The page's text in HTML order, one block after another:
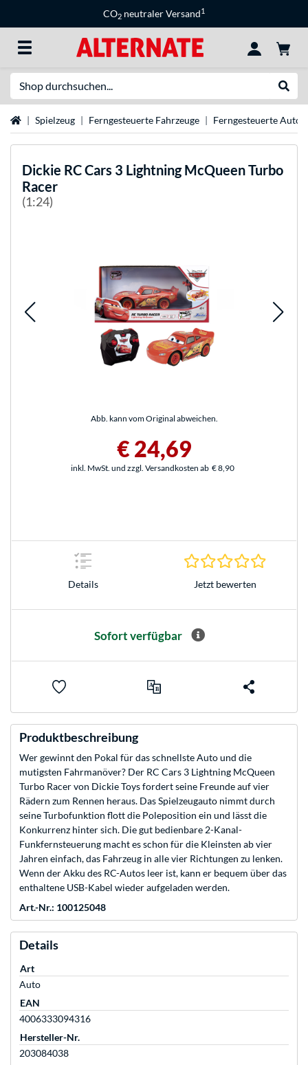
CO2 neutraler Versand1
StartseiteSpielzeug Ferngesteuerte Fahrzeuge Ferngesteuerte Autos
Dickie RC Cars 3 Lightning McQueen Turbo
Racer
(1:24)
Abb. kann vom Original abweichen.
€ 24,69
inkl. MwSt. und zzgl. Versandkosten ab € 8,90
Details Jetzt bewerten
Sofort verfügbar
Produktbeschreibung
Wer gewinnt den Pokal für das schnellste Auto und die
mutigsten Fahrmanöver? Der RC Cars 3 Lightning McQueen
Turbo Racer von Dickie Toys fordert seine Freunde auf vier
Rädern zum Rennen heraus. Das Spielzeugauto nimmt durch
seine Turbofunktion flott die Poleposition ein und lässt die
Konkurrenz hinter sich. Die gut bedienbare 2-Kanal-
Funkfernsteuerung macht es schon für die Kleinsten ab vier
Jahren einfach, das Fahrzeug in alle vier Richtungen zu lenken.
Wenn der Akku des RC-Autos leer ist, kann er bequem über das
enthaltene USB-Kabel wieder aufgeladen werden.
Art.-Nr.: 100125048
Details
Art
Auto
EAN
4006333094316
Hersteller-Nr.
203084038